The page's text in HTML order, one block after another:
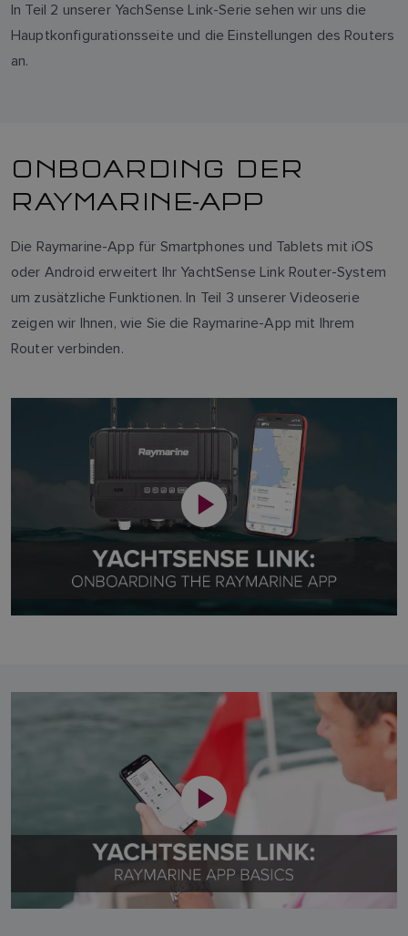
In Teil 2 unserer YachSense Link-Serie sehen wir uns die
Hauptkonfigurationsseite und die Einstellungen des Routers
an.
ONBOARDING DER
RAYMARINE-APP
Die Raymarine-App für Smartphones und Tablets mit iOS
oder Android erweitert Ihr YachtSense Link Router-System
um zusätzliche Funktionen. In Teil 3 unserer Videoserie
zeigen wir Ihnen, wie Sie die Raymarine-App mit Ihrem
Router verbinden.